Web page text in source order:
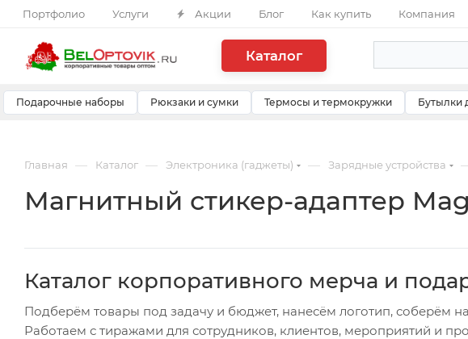
Портфолио Услуги Акции Блог Как купить Компания
Каталог
Подарочные наборы Рюкзаки и сумки Термосы и термокружки Бутылки
Главная — Каталог — Электроника (гаджеты) — Зарядные устройства
Магнитный стикер-адаптер
Каталог корпоративного мерча и
Подберём товары под задачу и бюджет, нанесём логотип, соберём
Работаем с тиражами для сотрудников, клиентов, мероприятий и